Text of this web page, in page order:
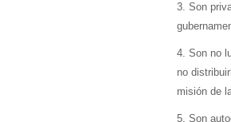
3. Son
4. Son no
no
misión de
5. Son